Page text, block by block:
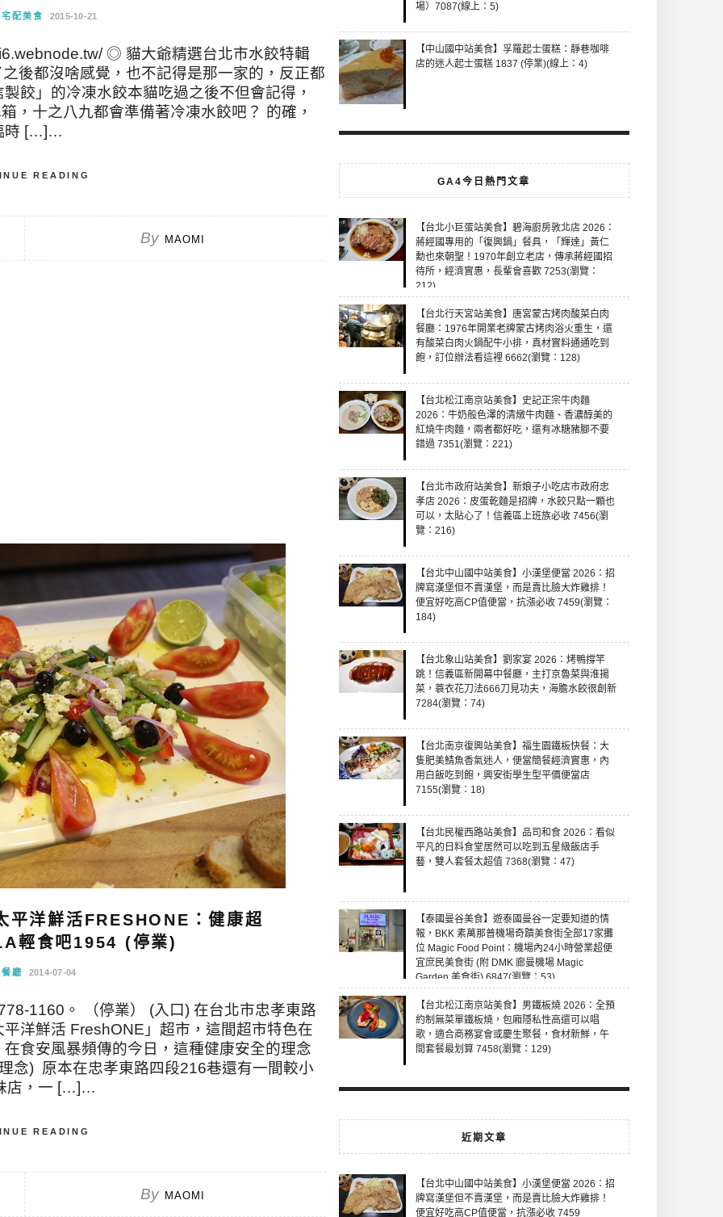
配美食 2015-10-21
◎ 貓大爺精選台北市水餃特輯
後都沒啥感覺，也不記得是那一家的，反正都
餃」的冷凍水餃本貓吃過之後不但會記得，
十之八九都會準備著冷凍水餃吧？ 的確，
時 […]…
READING
By MAOMI
平洋鮮活FRESHONE：健康超
輕食吧1954 (停業)
廳 2014-07-04
1160。 （停業） (入口) 在台北市忠孝東路
洋鮮活 FreshONE」超市，這間超市特色在
食安風暴頻傳的今日，這種健康安全的理念
念) 原本在忠孝東路四段216巷還有一間較小
店，一 […]…
READING
By MAOMI
場）7087(線上：5)
【中山國中站美食】孚羅起士蛋糕：靜巷咖啡
店的迷人起士蛋糕 1837 (停業)(線上：4)
GA4今日熱門文章
【台北小巨蛋站美食】碧海廚房敦北店 2026：
蔣經國專用的「復興鍋」餐具，「輝達」黃仁
勳也來朝聖！1970年創立老店，傳承蔣經國招
待所，經濟實惠，長輩會喜歡 7253(瀏覽：
212)
【台北行天宮站美食】唐宮蒙古烤肉酸菜白肉
餐廳：1976年開業老牌蒙古烤肉浴火重生，還
有酸菜白肉火鍋配牛小排，真材實料通通吃到
飽，訂位辦法看這裡 6662(瀏覽：128)
【台北松江南京站美食】史記正宗牛肉麵
2026：牛奶般色澤的清燉牛肉麵、香濃醇美的
紅燒牛肉麵，兩者都好吃，還有冰糖豬腳不要
錯過 7351(瀏覽：221)
【台北市政府站美食】新娘子小吃店市政府忠
孝店 2026：皮蛋乾麵是招牌，水餃只點一顆也
可以，太貼心了！信義區上班族必收 7456(瀏
覽：216)
【台北中山國中站美食】小漢堡便當 2026：招
牌寫漢堡但不賣漢堡，而是賣比臉大炸雞排！
便宜好吃高CP值便當，抗漲必收 7459(瀏覽：
184)
【台北象山站美食】劉家宴 2026：烤鴨撐竿
跳！信義區新開幕中餐廳，主打京魯菜與淮揚
菜，蓑衣花刀法666刀見功夫，海膽水餃很創新
7284(瀏覽：74)
【台北南京復興站美食】福生園鐵板快餐：大
隻肥美鯖魚香氣迷人，便當簡餐經濟實惠，內
用白飯吃到飽，興安街學生型平價便當店
7155(瀏覽：18)
【台北民權西路站美食】品司和食 2026：看似
平凡的日料食堂居然可以吃到五星級飯店手
藝，雙人套餐太超值 7368(瀏覽：47)
【泰國曼谷美食】遊泰國曼谷一定要知道的情
報，BKK 素萬那普機場奇蹟美食街全部17家攤
位 Magic Food Point：機場內24小時營業超便
宜庶民美食街 (附 DMK 廊曼機場 Magic
Garden 美食街) 6847(瀏覽：53)
【台北松江南京站美食】男鐵板燒 2026：全預
約制無菜單鐵板燒，包廂隱私性高還可以唱
歌，適合商務宴會或慶生聚餐，食材新鮮，午
間套餐最划算 7458(瀏覽：129)
近期文章
【台北中山國中站美食】小漢堡便當 2026：招
牌寫漢堡但不賣漢堡，而是賣比臉大炸雞排！
便宜好吃高CP值便當，抗漲必收 7459